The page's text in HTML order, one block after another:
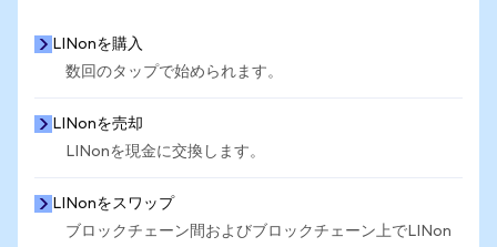
LINonを購入
数回のタップで始められます。
LINonを売却
LINonを現金に交換します。
LINonをスワップ
ブロックチェーン間およびブロックチェーン上でLINon